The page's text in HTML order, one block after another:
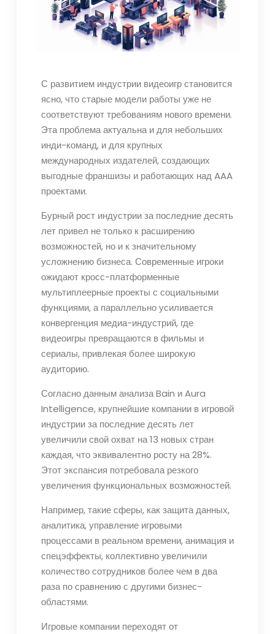
С развитием индустрии видеоигр становится
ясно, что старые модели работы уже не
соответствуют требованиям нового времени.
Эта проблема актуальна и для небольших
инди-команд, и для крупных
международных издателей, создающих
выгодные франшизы и работающих над AAA
проектами.
Бурный рост индустрии за последние десять
лет привел не только к расширению
возможностей, но и к значительному
усложнению бизнеса. Современные игроки
ожидают кросс-платформенные
мультиплеерные проекты с социальными
функциями, а параллельно усиливается
конвергенция медиа-индустрий, где
видеоигры превращаются в фильмы и
сериалы, привлекая более широкую
аудиторию.
Согласно данным анализа Bain и Aura
Intelligence, крупнейшие компании в игровой
индустрии за последние десять лет
увеличили свой охват на 13 новых стран
каждая, что эквивалентно росту на 28%.
Этот экспансия потребовала резкого
увеличения функциональных возможностей.
Например, такие сферы, как защита данных,
аналитика, управление игровыми
процессами в реальном времени, анимация и
спецэффекты, коллективно увеличили
количество сотрудников более чем в два
раза по сравнению с другими бизнес-
областями.
Игровые компании переходят от